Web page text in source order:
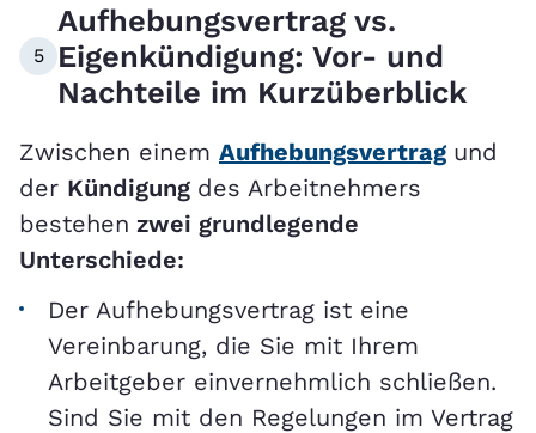
5
Aufhebungsvertrag vs.
Eigenkündigung: Vor- und
Nachteile im Kurzüberblick
Zwischen einem Aufhebungsvertrag und
der Kündigung des Arbeitnehmers
bestehen zwei grundlegende
Unterschiede:
Der Aufhebungsvertrag ist eine
Vereinbarung, die Sie mit Ihrem
Arbeitgeber einvernehmlich schließen.
Sind Sie mit den Regelungen im Vertrag